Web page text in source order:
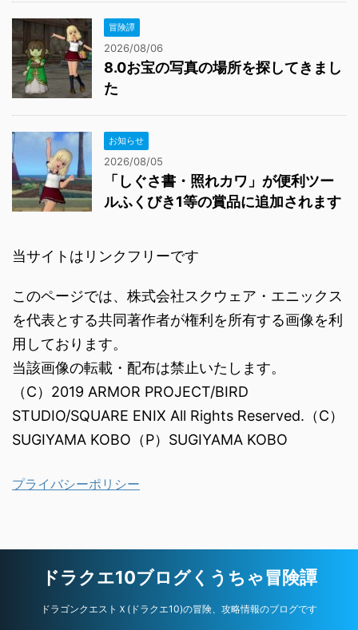
冒険譚
2026/08/06
8.0お宝の写真の場所を探してきまし
た
お知らせ
2026/08/05
「しぐさ書・照れカワ」が便利ツー
ルふくびき1等の賞品に追加されます
当サイトはリンクフリーです
このページでは、株式会社スクウェア・エニックス
を代表とする共同著作者が権利を所有する画像を利
用しております。
当該画像の転載・配布は禁止いたします。
（C）2019 ARMOR PROJECT/BIRD
STUDIO/SQUARE ENIX All Rights Reserved.（C）
SUGIYAMA KOBO（P）SUGIYAMA KOBO
プライバシーポリシー
ドラクエ10ブログくうちゃ冒険譚
ドラゴンクエストＸ(ドラクエ10)の冒険、攻略情報のブログです